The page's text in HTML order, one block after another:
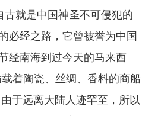
就是中国神圣不可侵犯的
必经之路，它曾被誉为中国
经南海到过今天的马来西
着陶瓷、丝绸、香料的商船
于远离大陆人迹罕至，所以